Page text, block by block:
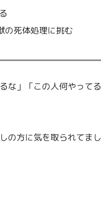
の死体処理に挑む
な」「この人何やってる
の方に気を取られてまし